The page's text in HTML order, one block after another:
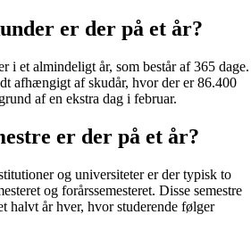
er der på et år?
i et almindeligt år, som består af 365 dage.
afhængigt af skudår, hvor der er 86.400
af en ekstra dag i februar.
er der på et år?
og universiteter er der typisk to
og forårssemesteret. Disse semestre
halvt år hver, hvor studerende følger